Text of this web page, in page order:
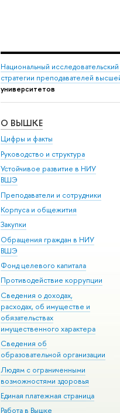
Национальный
стратегии преподавателей
университетов
О ВЫШКЕ
Цифры и факты
Руководство и структура
Устойчивое развитие в НИУ
ВШЭ
Преподаватели и сотрудники
Корпуса и общежития
Закупки
Обращения граждан в НИУ
ВШЭ
Фонд целевого капитала
Противодействие коррупции
Сведения о доходах,
расходах, об имуществе и
обязательствах
имущественного характера
Сведения об
образовательной организации
Людям с ограниченными
возможностями здоровья
Единая платежная страница
Работа в Вышке